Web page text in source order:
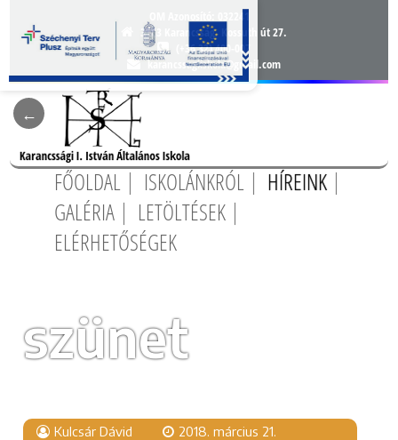
3163 Karancsság, Kossuth út 27.
(+36 32) 400-007
karancssagiiskola@gmail.com
FŐOLDAL ISKOLÁNKRÓL
HÍREINK
GALÉRIA
LETÖLTÉSEK
ELÉRHETŐSÉGEK
szünet
Kulcsár Dávid 2018. március 21.